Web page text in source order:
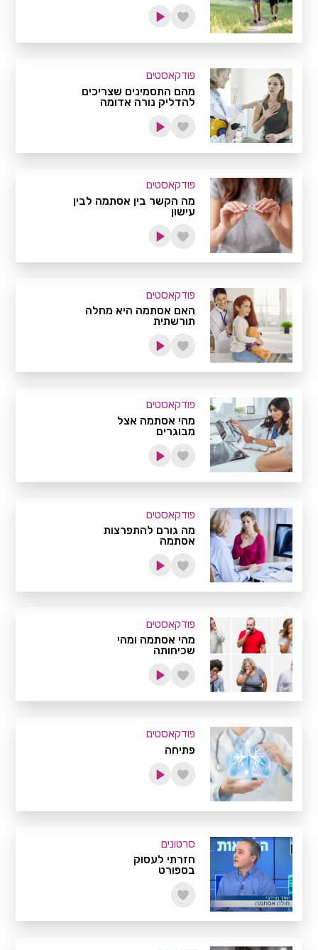
פודקאסטים
מהם התסמינים שצריכים
להדליק נורה אדומה
פודקאסטים
מה הקשר בין אסתמה לבין
עישון
פודקאסטים
האם אסתמה היא מחלה
תורשתית
פודקאסטים
מהי אסתמה אצל
מבוגרים
פודקאסטים
מה גורם להתפרצות
אסתמה
פודקאסטים
מהי אסתמה ומהי
שכיחותה
פודקאסטים
פתיחה
סרטונים
חזרתי לעסוק
בספורט